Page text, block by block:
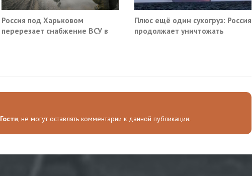
Россия под Харьковом
перерезает снабжение ВСУ в
Плюс ещё один сухогруз: Россия
продолжает уничтожать
Гости, не могут оставлять комментарии к данной публикации.